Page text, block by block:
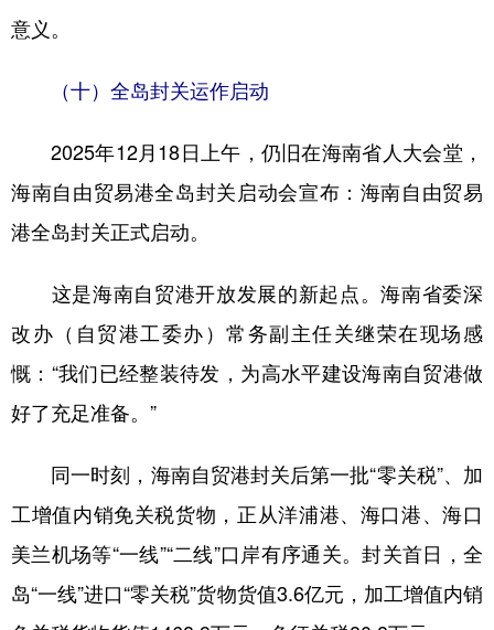
意义。
（十）全岛封关运作启动
2025年12月18日上午，仍旧在海南省人大会堂，
海南自由贸易港全岛封关启动会宣布：海南自由贸易
港全岛封关正式启动。
这是海南自贸港开放发展的新起点。海南省委深
改办（自贸港工委办）常务副主任关继荣在现场感
慨：“我们已经整装待发，为高水平建设海南自贸港做
好了充足准备。”
同一时刻，海南自贸港封关后第一批“零关税”、加
工增值内销免关税货物，正从洋浦港、海口港、海口
美兰机场等“一线”“二线”口岸有序通关。封关首日，全
岛“一线”进口“零关税”货物货值3.6亿元，加工增值内销